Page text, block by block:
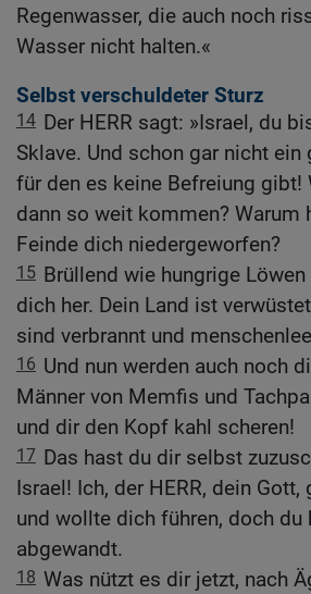
Regenwasser, die auch noch
Wasser nicht halten.«
Selbst verschuldeter Sturz
14 Der HERR sagt: »Israel, du
Sklave. Und schon gar nicht ein
für den es keine Befreiung gibt!
dann so weit kommen? Warum
Feinde dich niedergeworfen?
15 Brüllend wie hungrige
dich her. Dein Land ist
sind verbrannt und
16 Und nun werden auch noch
Männer von Memfis und
und dir den Kopf kahl scheren!
17 Das hast du dir selbst
Israel! Ich, der HERR, dein
und wollte dich führen, doch
abgewandt.
18 Was nützt es dir jetzt, nach